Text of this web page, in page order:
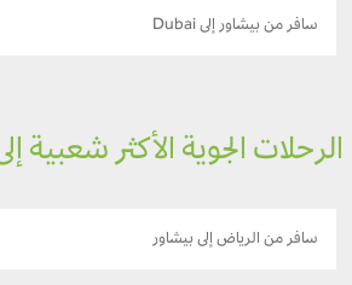
سافر من بيشاور إلى Dubai
الرحلات الجوية الأكثر شعبية
سافر من الرياض إلى بيشاور